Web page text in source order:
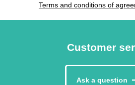
Terms and conditions of
Customer
Ask a question